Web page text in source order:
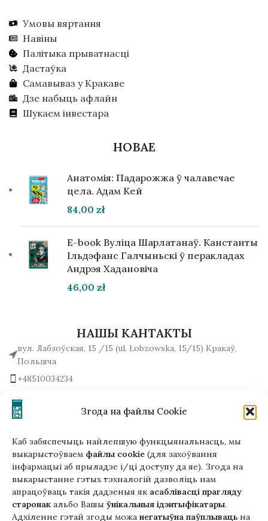
Згода на файлы Cookie
Каб забяспечыць найлепшую функцыянальнасць, мы
выкарыстоўваем файлы cookie (для захоўвання
інфармацыі аб прыладзе і/ці доступу да яе). Згода на
выкарыстанне гэтых тэхналогій дазволіць нам
апрацоўваць такія дадзеныя як асаблівасці прагляду
старонак альбо Вашы ўнікальныя ідэнтыфікатары.
Адхіленне гэтай згоды можа негатыўна паўплываць на
Гэтая версія сайта створана
ў рамках праекта ArtPower
з падтрымкай Еўрапейскага Саюзу
Умовы вяртання
Навіны
Палітыка прыватнасці
Дастаўка
Самавываз у Кракаве
Дзе набыць афлайн
Шукаем інвестара
НОВАЕ
Анатомія: Падарожжа ў чалавечае
цела. Адам Кей
84,00 zł
E-book Вуліца Шарлатанаў. Канстанты
Ільдэфанс Галчыньскі ў перакладах
Андрэя Хадановіча
46,00 zł
НАШЫ КАНТАКТЫ
вул. Лабзоўская, 15 /15 (ul. Łobzowska, 15/15) Кракаў,
Польшча
+48510034234
Напісаць нам!